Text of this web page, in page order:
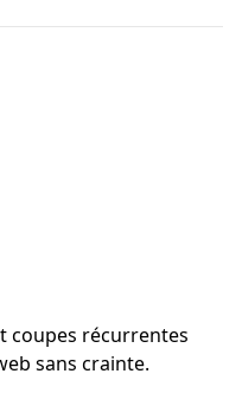
coupes récurrentes
sans crainte.